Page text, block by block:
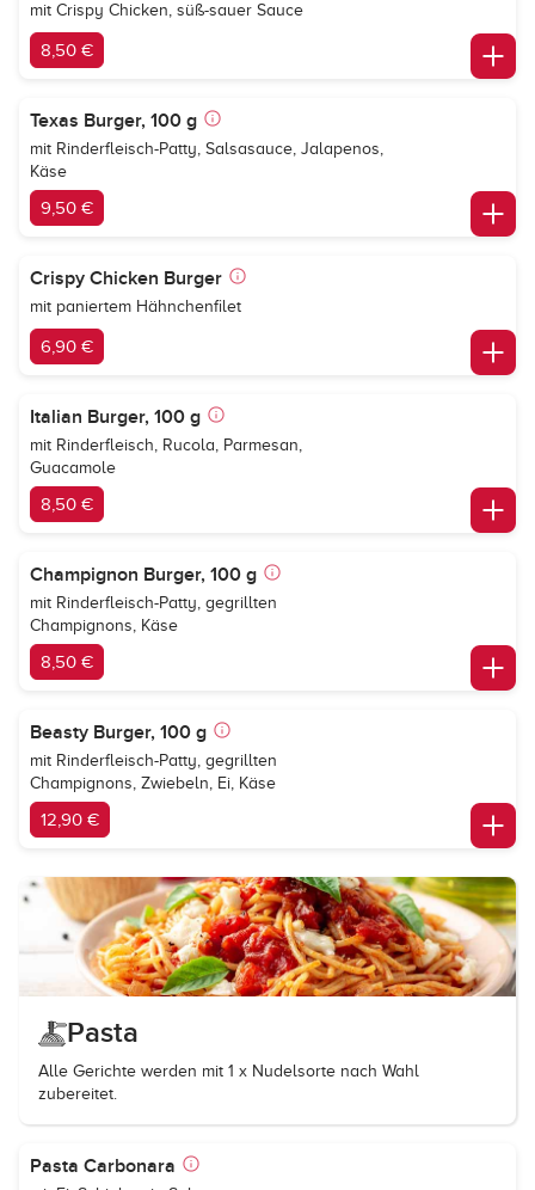
mit Crispy Chicken, süß-sauer Sauce
8,50 €
Texas Burger, 100 g
mit Rinderfleisch-Patty, Salsasauce, Jalapenos,
Käse
9,50 €
Crispy Chicken Burger
mit paniertem Hähnchenfilet
6,90 €
Italian Burger, 100 g
mit Rinderfleisch, Rucola, Parmesan,
Guacamole
8,50 €
Champignon Burger, 100 g
mit Rinderfleisch-Patty, gegrillten
Champignons, Käse
8,50 €
Beasty Burger, 100 g
mit Rinderfleisch-Patty, gegrillten
Champignons, Zwiebeln, Ei, Käse
12,90 €
Pasta
Alle Gerichte werden mit 1 x Nudelsorte nach Wahl
zubereitet.
Pasta Carbonara